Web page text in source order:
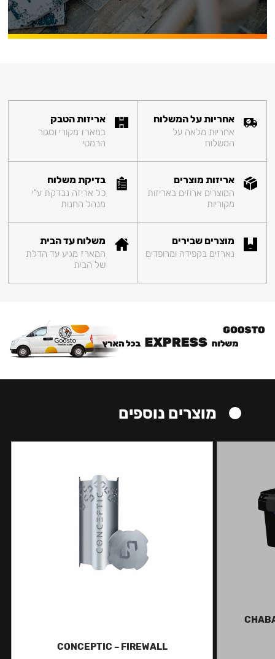
אחריות על המשלוח
אחריות מלאה על
המשלוח
אריזות הטבק
במארז מקורי וסגור
הרמטי
אריזות מוצרים
המוצרים ארוזים באריזות
מקוריות
בדיקת משלוח
כל אריזה נבדקת ע"י
מנהל החנות
מוצרים שבירים
נארזים בקפידה ומרופדים
משלוח עד הבית
המארז מגיע עד הדלת
של הבית
מוצרים נוספים
CONCEPTIC – FIREWALL